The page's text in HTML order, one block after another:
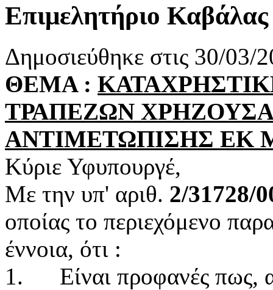
Επιμελητήριο
Δημοσιεύθηκε στις 30/03/
ΘΕΜΑ :
ΤΡΑΠΕΖΩΝ
ΑΝΤΙΜΕΤΩΠΙΣΗΣ ΕΚ
Κύριε Υφυπουργέ,
Με την υπ' αριθ. 2/31728/
οποίας το περιεχόμενο
έννοια, ότι :
1. Είναι προφανές πως,